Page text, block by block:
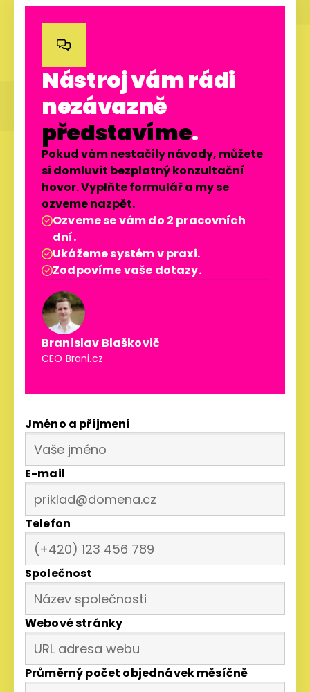

Nástroj vám rádi
nezávazně
představíme.
Pokud vám nestačily návody, můžete
si domluvit bezplatný konzultační
hovor. Vyplňte formulář a my se
ozveme nazpět.
Ozveme se vám do 2 pracovních
dní.
Ukážeme systém v praxi.
Zodpovíme vaše dotazy.
Branislav Blaškovič
CEO Brani.cz
Jméno a příjmení
E-mail
Telefon
Společnost
Webové stránky
Průměrný počet objednávek měsíčně